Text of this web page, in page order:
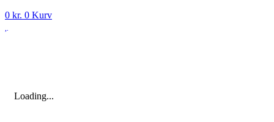
0 kr. 0 Kurv
Loading...